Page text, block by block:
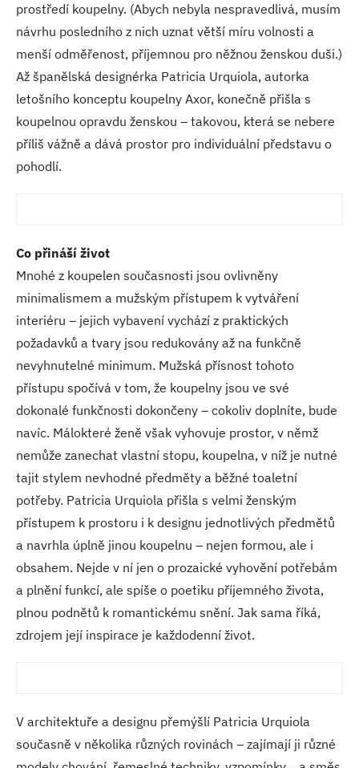
prostředí koupelny. (Abych nebyla nespravedlivá, musím
návrhu posledního z nich uznat větší míru volnosti a
menší odměřenost, příjemnou pro něžnou ženskou duši.)
Až španělská designérka Patricia Urquiola, autorka
letošního konceptu koupelny Axor, konečně přišla s
koupelnou opravdu ženskou – takovou, která se nebere
příliš vážně a dává prostor pro individuální představu o
pohodlí.
Co přináší život
Mnohé z koupelen současnosti jsou ovlivněny
minimalismem a mužským přístupem k vytváření
interiéru – jejich vybavení vychází z praktických
požadavků a tvary jsou redukovány až na funkčně
nevyhnutelné minimum. Mužská přísnost tohoto
přístupu spočívá v tom, že koupelny jsou ve své
dokonalé funkčnosti dokončeny – cokoliv doplníte, bude
navíc. Málokteré ženě však vyhovuje prostor, v němž
nemůže zanechat vlastní stopu, koupelna, v níž je nutné
tajit stylem nevhodné předměty a běžné toaletní
potřeby. Patricia Urquiola přišla s velmi ženským
přístupem k prostoru i k designu jednotlivých předmětů
a navrhla úplně jinou koupelnu – nejen formou, ale i
obsahem. Nejde v ní jen o prozaické vyhovění potřebám
a plnění funkcí, ale spíše o poetiku příjemného života,
plnou podnětů k romantickému snění. Jak sama říká,
zdrojem její inspirace je každodenní život.
V architektuře a designu přemýšlí Patricia Urquiola
současně v několika různých rovinách – zajímají ji různé